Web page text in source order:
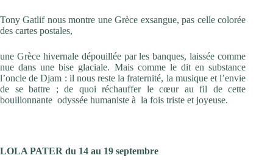
Tony Gatlif nous montre une Grèce exsangue, pas celle colorée
des cartes postales,
une Grèce hivernale dépouillée par les banques, laissée comme
nue dans une bise glaciale. Mais comme le dit en substance
l’oncle de Djam : il nous reste la fraternité, la musique et l’envie
de se battre ; de quoi réchauffer le cœur au fil de cette
bouillonnante odyssée humaniste à la fois triste et joyeuse.
LOLA PATER du 14 au 19 septembre